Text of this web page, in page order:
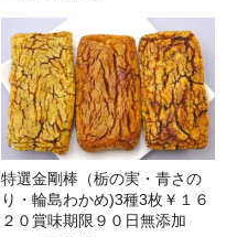
特選金剛棒（栃の実・青さの
り・輪島わかめ)3種3枚￥１６
２０賞味期限９０日無添加